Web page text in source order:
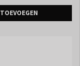
TOEVOEGEN